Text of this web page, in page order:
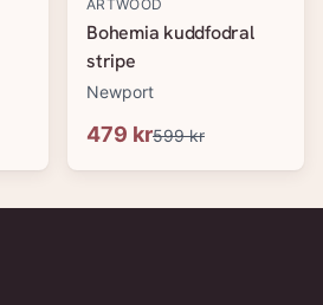
ARTWOOD
Bohemia kuddfodral
stripe
Newport
479 kr599 kr